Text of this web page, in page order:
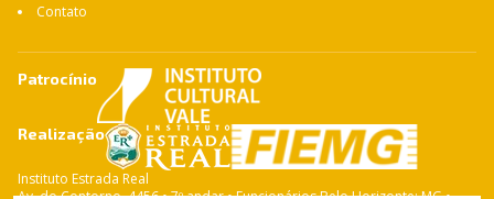
Contato
Patrocínio
Realização
Instituto Estrada Real